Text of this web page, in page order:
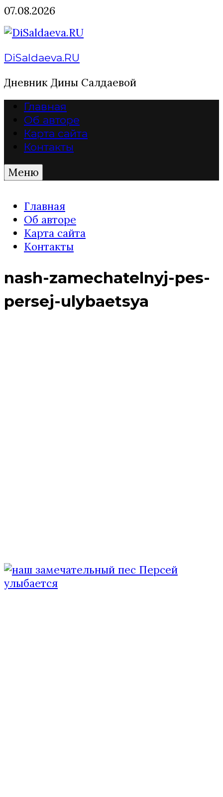
Перейти
к
содержимому
07.08.2026
DiSaldaeva.RU
Дневник Дины Салдаевой
Главная
Об авторе
Карта сайта
Контакты
Меню
Главная
Об авторе
Карта сайта
Контакты
nash-zamechatelnyj-pes-
persej-ulybaetsya